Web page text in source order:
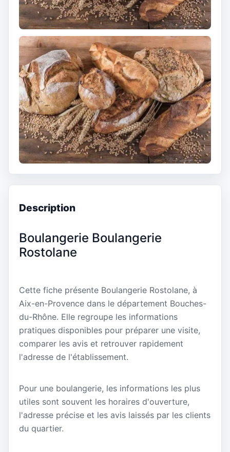
Description
Boulangerie Boulangerie
Rostolane
Cette fiche présente Boulangerie Rostolane, à
Aix-en-Provence dans le département Bouches-
du-Rhône. Elle regroupe les informations
pratiques disponibles pour préparer une visite,
comparer les avis et retrouver rapidement
l'adresse de l'établissement.
Pour une boulangerie, les informations les plus
utiles sont souvent les horaires d'ouverture,
l'adresse précise et les avis laissés par les clients
du quartier.